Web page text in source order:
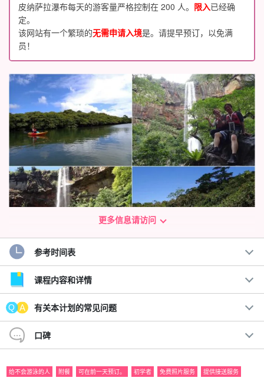
皮纳萨拉瀑布每天的游客量严格控制在 200 人。 限入已经确
定。
该网站有一个繁琐的无需申请入境是。请提早预订，以免满
员！
儿童也可参与☆ 参观壮观的皮纳萨拉瀑布！
红树林独木舟和徒步之旅
冲绳县最大
拉瀑布 "的瀑布盆地！
订欢迎来到石垣岛。也欢迎从石垣岛出发的一日游☆。
更多信息请访问
参考时间表
课程内容和详情
有关本计划的常见问题
口碑
给不会游泳的人 附餐 可在前一天预订。 初学者 免费照片服务
提供接送服务